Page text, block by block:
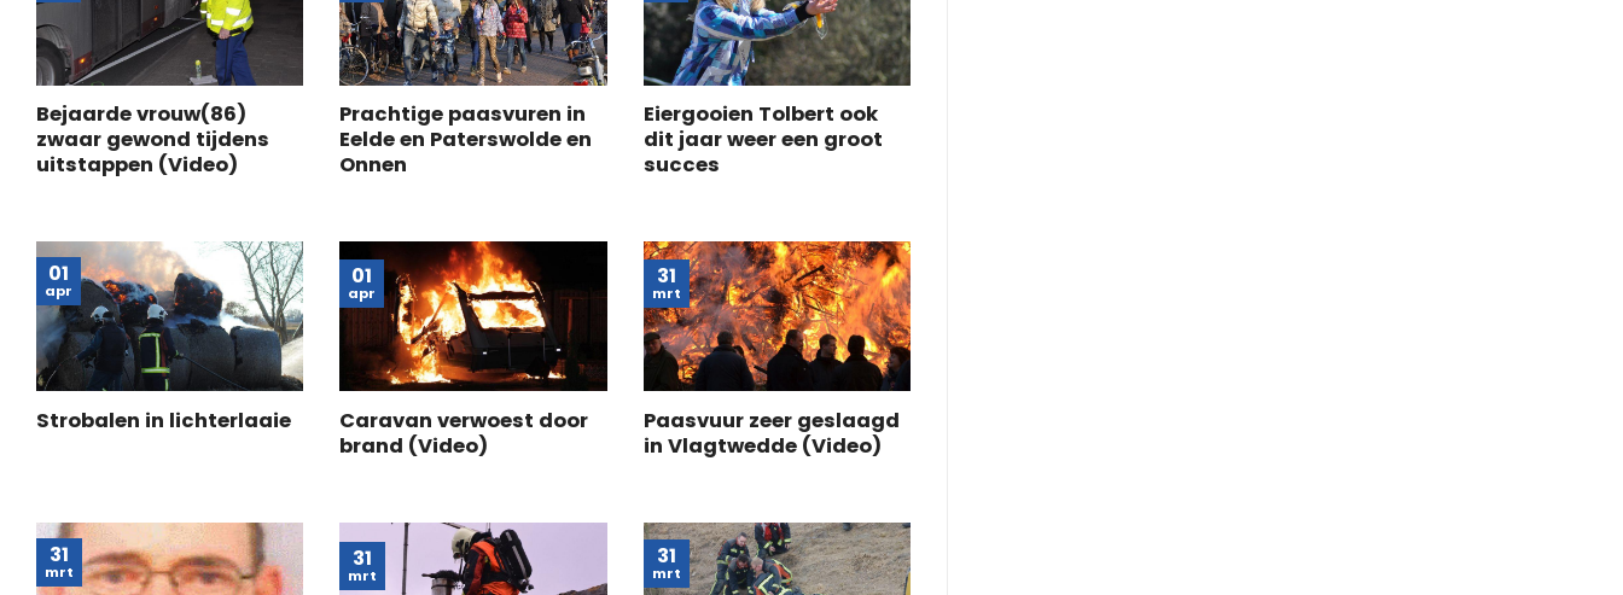
Bejaarde vrouw(86)
zwaar gewond tijdens
uitstappen (Video)
Prachtige paasvuren in
Eelde en Paterswolde en
Onnen
Eiergooien Tolbert ook
dit jaar weer een groot
succes
Strobalen in lichterlaaie
01
apr
Caravan verwoest door
brand (Video)
01
apr
Paasvuur zeer geslaagd
in Vlagtwedde (Video)
31
mrt
31
mrt
31
mrt
31
mrt